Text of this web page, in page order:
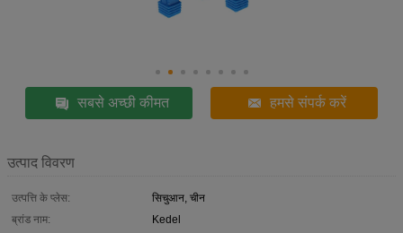
सबसे अच्छी कीमत हमसे संपर्क करें
उत्पाद विवरण
उत्पत्ति के प्लेस:
सिचुआन, चीन
ब्रांड नाम:
Kedel